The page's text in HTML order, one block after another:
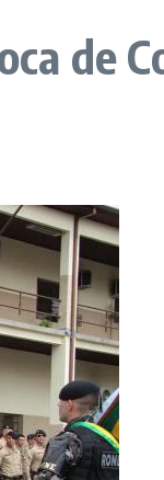
de